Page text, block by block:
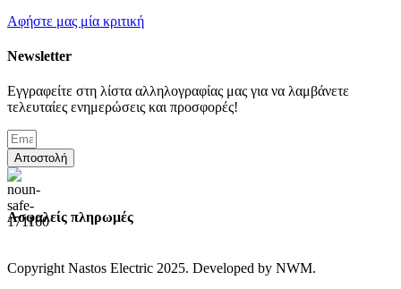
Αφήστε μας μία κριτική
Newsletter
Εγγραφείτε στη λίστα αλληλογραφίας μας για να λαμβάνετε
τελευταίες ενημερώσεις και προσφορές!
Αποστολή
Ασφαλείς πληρωμές
Copyright Nastos Electric 2025. Developed by NWM.